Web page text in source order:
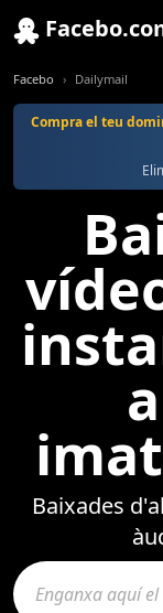
Facebo Dailymail
Compra el teu
Baixades